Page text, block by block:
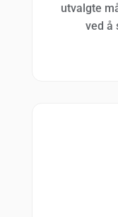
utvalgte
ved å